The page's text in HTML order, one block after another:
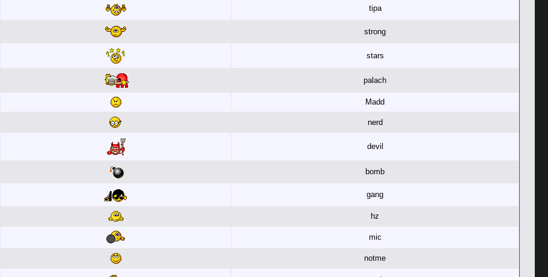
tipa
strong
stars
palach
Madd
nerd
devil
bomb
gang
hz
mic
notme